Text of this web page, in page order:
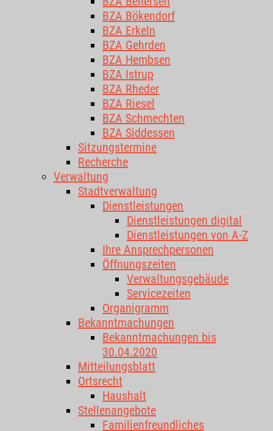
BZA Bökendorf
BZA Erkeln
BZA Gehrden
BZA Hembsen
BZA Istrup
BZA Rheder
BZA Riesel
BZA Schmechten
BZA Siddessen
Sitzungstermine
Recherche
Verwaltung
Stadtverwaltung
Dienstleistungen
Dienstleistungen digital
Dienstleistungen von A-Z
Ihre Ansprechpersonen
Öffnungszeiten
Verwaltungsgebäude
Servicezeiten
Organigramm
Bekanntmachungen
Bekanntmachungen bis
30.04.2020
Mitteilungsblatt
Ortsrecht
Haushalt
Stellenangebote
Familienfreundliches